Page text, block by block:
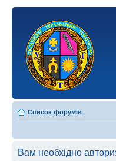
Список форумів
Вам необхідно